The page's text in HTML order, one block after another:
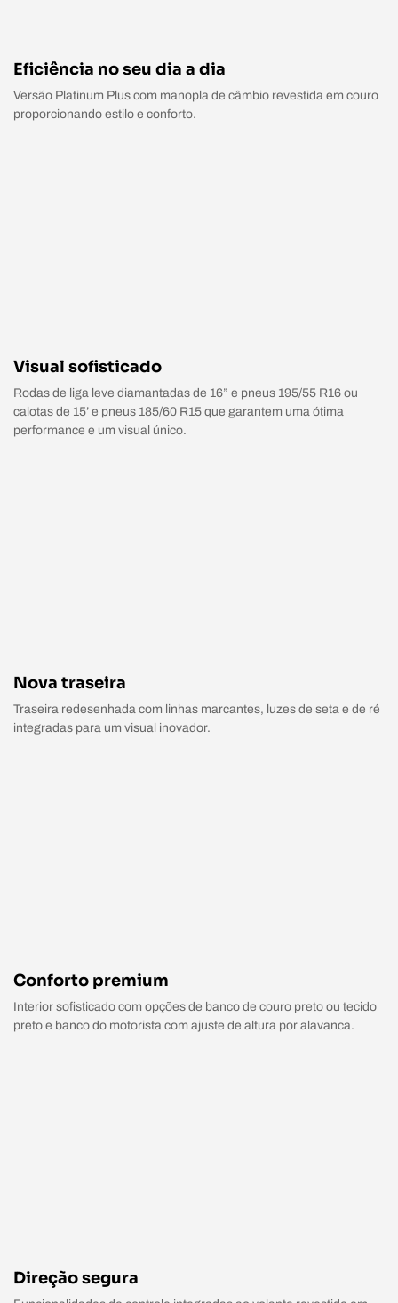
Eficiência no seu dia a dia
Versão Platinum Plus com manopla de câmbio revestida em couro
proporcionando estilo e conforto.
Visual sofisticado
Rodas de liga leve diamantadas de 16” e pneus 195/55 R16 ou
calotas de 15’ e pneus 185/60 R15 que garantem uma ótima
performance e um visual único.
Nova traseira
Traseira redesenhada com linhas marcantes, luzes de seta e de ré
integradas para um visual inovador.
Conforto premium
Interior sofisticado com opções de banco de couro preto ou tecido
preto e banco do motorista com ajuste de altura por alavanca.
Direção segura